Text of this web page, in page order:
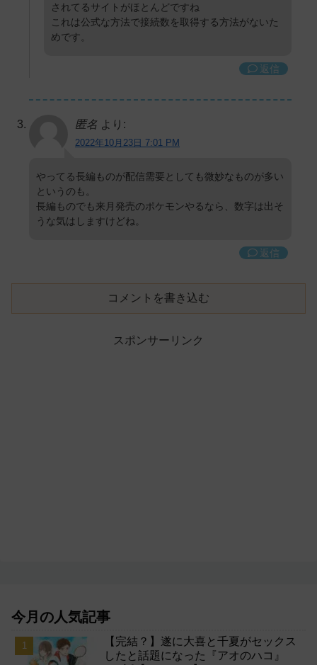
されてるサイトがほとんどですね
これは公式な方法で接続数を取得する方法がないた
めです。
返信
匿名 より:
2022年10月23日 7:01 PM
やってる長編ものが配信需要としても微妙なものが多い
というのも。
長編ものでも来月発売のポケモンやるなら、数字は出そ
うな気はしますけどね。
返信
コメントを書き込む
スポンサーリンク
今月の人気記事
【完結？】遂に大喜と千夏がセックス
したと話題になった『アオのハコ』